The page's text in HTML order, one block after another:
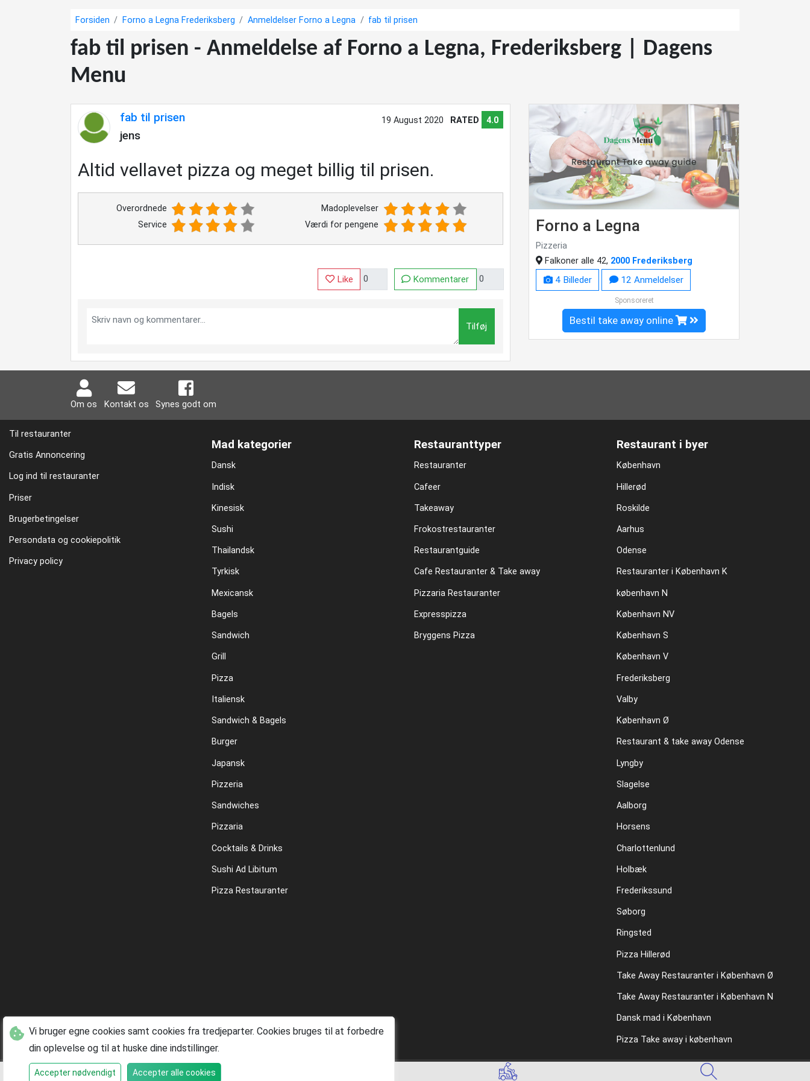
Forsiden Forno a Legna Frederiksberg Anmeldelser Forno a Legna fab til prisen
fab til prisen - Anmeldelse af Forno a Legna, Frederiksberg | Dagens
Menu
fab til prisen
jens
19 August 2020 RATED 4.0
Altid vellavet pizza og meget billig til prisen.
Overordnede
Service
Madoplevelser
Værdi for pengene
Like Kommentarer
Tilføj
Forno a Legna
Pizzeria
Falkoner alle 42, 2000 Frederiksberg
4 Billeder 12 Anmeldelser
Sponsoreret
Bestil take away online
Om os Kontakt os Synes godt om
Til restauranter
Gratis Annoncering
Log ind til restauranter
Priser
Brugerbetingelser
Persondata og cookiepolitik
Privacy policy
Mad kategorier
Dansk
Indisk
Kinesisk
Sushi
Thailandsk
Tyrkisk
Mexicansk
Bagels
Sandwich
Grill
Pizza
Italiensk
Sandwich & Bagels
Burger
Japansk
Pizzeria
Sandwiches
Pizzaria
Cocktails & Drinks
Sushi Ad Libitum
Pizza Restauranter
Restauranttyper
Restauranter
Cafeer
Takeaway
Frokostrestauranter
Restaurantguide
Cafe Restauranter & Take away
Pizzaria Restauranter
Expresspizza
Bryggens Pizza
Restaurant i byer
København
Hillerød
Roskilde
Aarhus
Odense
Restauranter i København K
københavn N
København NV
København S
København V
Frederiksberg
Valby
København Ø
Restaurant & take away Odense
Lyngby
Slagelse
Aalborg
Horsens
Charlottenlund
Holbæk
Frederikssund
Søborg
Ringsted
Pizza Hillerød
Take Away Restauranter i København Ø
Take Away Restauranter i København N
Dansk mad i København
Pizza Take away i københavn
Copyright © 2026 dagensmenu.dk. All rights reserved.
Vi bruger egne cookies samt cookies fra tredjeparter. Cookies bruges til at forbedre
din oplevelse og til at huske dine indstillinger.
Accepter nødvendigt Accepter alle cookies